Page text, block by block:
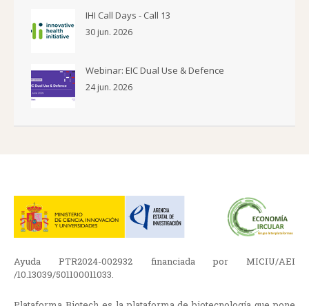
IHI Call Days - Call 13
30 jun. 2026
Webinar: EIC Dual Use & Defence
24 jun. 2026
Ayuda PTR2024-002932 financiada por MICIU/AEI
/10.13039/501100011033.